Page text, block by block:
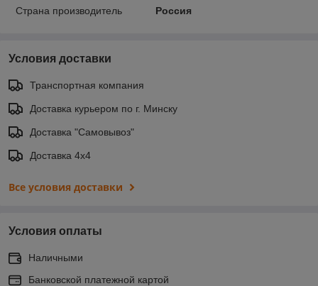
Страна производитель
Россия
Условия доставки
Транспортная компания
Доставка курьером по г. Минску
Доставка "Самовывоз"
Доставка 4х4
Все условия доставки
Условия оплаты
Наличными
Банковской платежной картой